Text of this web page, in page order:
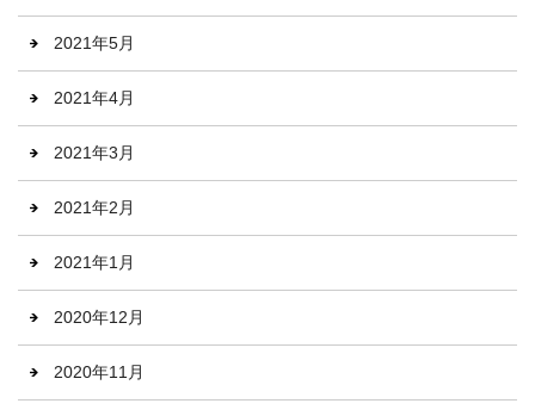
2021年5月
2021年4月
2021年3月
2021年2月
2021年1月
2020年12月
2020年11月